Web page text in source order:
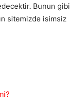
Bunun gibi
sitemizde isimsiz